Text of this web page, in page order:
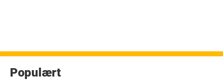
Populært